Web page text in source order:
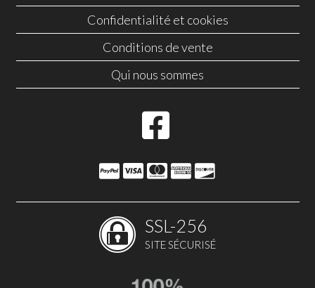
Confidentialité et cookies
Conditions de vente
Qui nous sommes
SSL-256
SITE SÉCURISÉ